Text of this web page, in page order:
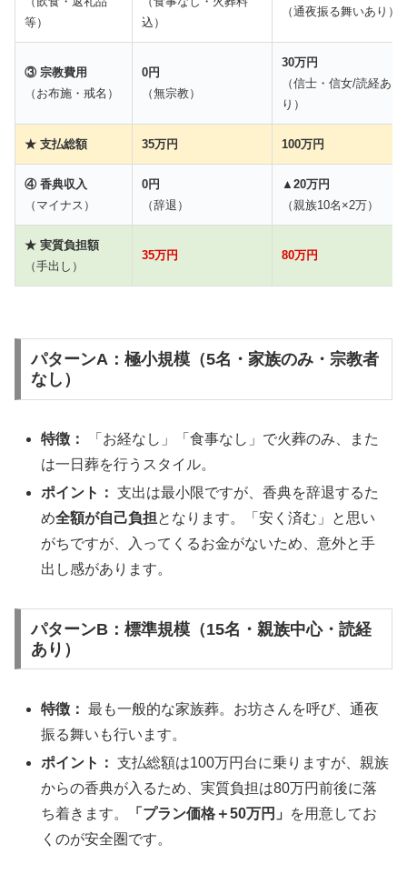
等）
込）
（通夜振る舞いあり）
③ 宗教費用
（お布施・戒名）
0円
（無宗教）
30万円
（信士・信女/読経あ
り）
★ 支払総額 35万円 100万円
④ 香典収入
（マイナス）
0円
（辞退）
▲20万円
（親族10名×2万）
★ 実質負担額
（手出し）
35万円 80万円
パターンA：極小規模（5名・家族のみ・宗教者
なし）
特徴：
「お経なし」「食事なし」で火葬のみ、また
は一日葬を行うスタイル。
ポイント： 支出は最小限ですが、香典を辞退するた
め全額が自己負担となります。「安く済む」と思い
がちですが、入ってくるお金がないため、意外と手
出し感があります。
パターンB：標準規模（15名・親族中心・読経
あり）
特徴： 最も一般的な家族葬。お坊さんを呼び、通夜
振る舞いも行います。
ポイント： 支払総額は100万円台に乗りますが、親族
からの香典が入るため、実質負担は80万円前後に落
ち着きます。
「プラン価格＋50万円」
を用意してお
くのが安全圏です。